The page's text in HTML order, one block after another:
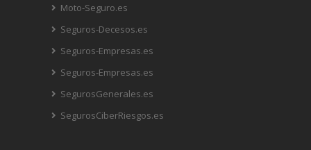
Moto-Seguro.es
Seguros-Decesos.es
Seguros-Empresas.es
Seguros-Empresas.es
SegurosGenerales.es
SegurosCiberRiesgos.es